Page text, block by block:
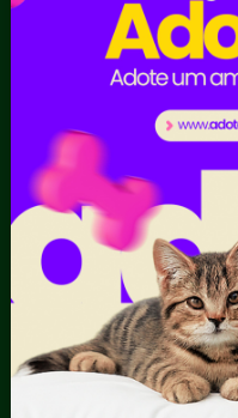
Licitações e
Planejamento e
Prestação de Contas
Receitas
Recursos Humanos
Ouvidoria
Acompanhar uma
Manifestação
Atendimento via WhatsApp
Competências da Ouvidoria